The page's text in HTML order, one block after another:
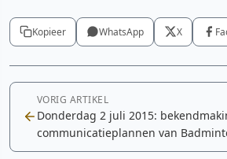
Kopieer WhatsApp X
VORIG ARTIKEL
Donderdag 2 juli 2015:
communicatieplannen van